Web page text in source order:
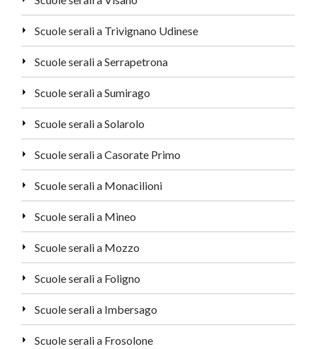
Scuole serali a Trivignano Udinese
Scuole serali a Serrapetrona
Scuole serali a Sumirago
Scuole serali a Solarolo
Scuole serali a Casorate Primo
Scuole serali a Monacilioni
Scuole serali a Mineo
Scuole serali a Mozzo
Scuole serali a Foligno
Scuole serali a Imbersago
Scuole serali a Frosolone